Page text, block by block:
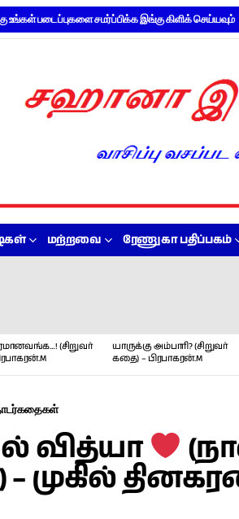
உங்கள் படைப்புகளை சமர்ப்பிக்க இங்கு கிளிக் செய்யவும்
மற்றவை ரேணுகா பதிப்பகம்
(சிறுவர்
யாருக்கு அம்பாரி? (சிறுவர்
கதை) – பிரபாகரன்.M
வித்யா
முகில்